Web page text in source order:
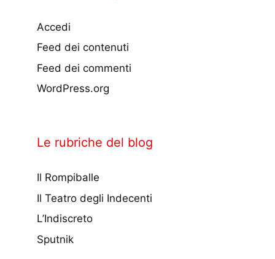
Accedi
Feed dei contenuti
Feed dei commenti
WordPress.org
Le rubriche del blog
Il Rompiballe
Il Teatro degli Indecenti
L’Indiscreto
Sputnik